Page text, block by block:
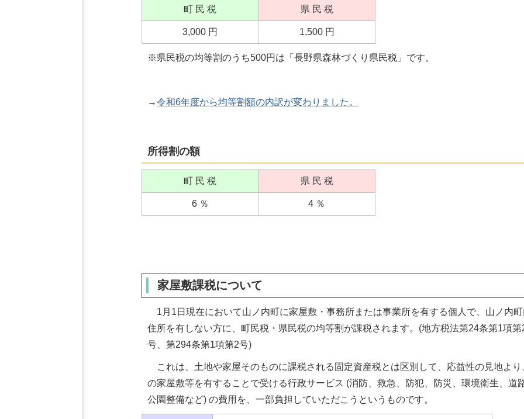
町 民 税 県 民 税
3,000 円 1,500 円
※県民税の均等割のうち500円は「長野県森林づくり県民税」です。
→令和6年度から均等割額の内訳が変わりました。
所得割の額
町 民 税 県 民 税
6 ％ 4 ％
家屋敷課税について
1月1日現在において山ノ内町に家屋敷・事務所または事業所を有する個人で、山ノ内
住所を有しない方に、町民税・県民税の均等割が課税されます。(地方税法第24条第1項第
号、第294条第1項第2号)
これは、土地や家屋そのものに課税される固定資産税とは区別して、応益性の見地より
の家屋敷等を有することで受ける行政サービス (消防、救急、防犯、防災、環境衛生、道
公園整備など) の費用を、一部負担していただこうというものです。